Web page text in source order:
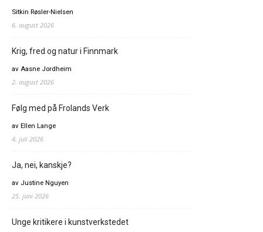
Sitkin Røsler-Nielsen
6. august 2026
Krig, fred og natur i Finnmark
av Aasne Jordheim
2. august 2026
Følg med på Frolands Verk
av Ellen Lange
4. juli 2026
Ja, nei, kanskje?
av Justine Nguyen
25. juni 2026
Unge kritikere i kunstverkstedet